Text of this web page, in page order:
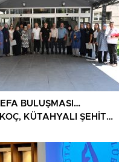
BULUŞMASI…
KÜTAHYALI ŞEHİT